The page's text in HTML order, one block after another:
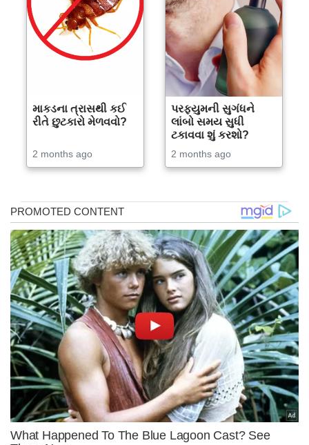
માકડના ત્રાસથી કઈ
રીતે છુટકારો મેળવવો?
2 months ago
પરફ્યુમની સુગંધને
લાંબો સમય સુધી
ટકાવવા શું કરશો?
2 months ago